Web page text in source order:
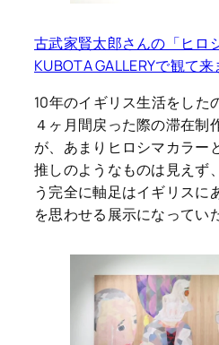
古武家賢太郎さんの「ヒロ
KUBOTA GALLERYで観て来
10年のイギリス生活をした
４ヶ月間戻った際の滞在制
が、あまりヒロシマカラー
推しのようなものは見えず
う完全に軸足はイギリスに
を思わせる展示になってい